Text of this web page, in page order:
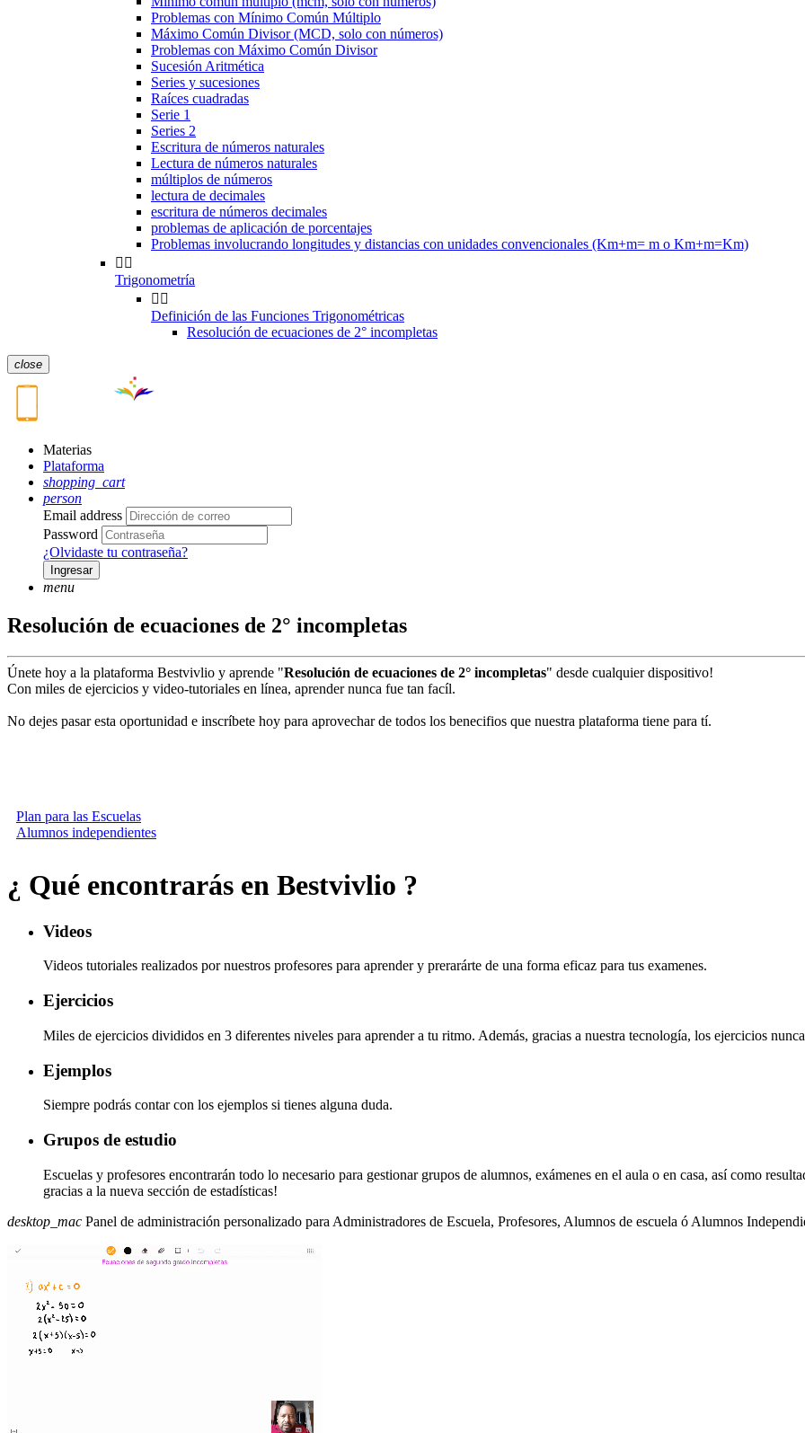
Problemas con Mínimo Común Múltiplo
Máximo Común Divisor (MCD, solo con números)
Problemas con Máximo Común Divisor
Sucesión Aritmética
Series y sucesiones
Raíces cuadradas
Serie 1
Series 2
Escritura de números naturales
Lectura de números naturales
múltiplos de números
lectura de decimales
escritura de números decimales
problemas de aplicación de porcentajes
Problemas involucrando longitudes y distancias con unidades convencionales (Km+m= m o Km+m=Km)
 
Trigonometría
 
Definición de las Funciones Trigonométricas
Resolución de ecuaciones de 2° incompletas
close
Materias
Plataforma
shopping_cart
person
Email address
Password
¿Olvidaste tu contraseña?
Ingresar
menu
Resolución de ecuaciones de 2° incompletas
Únete hoy a la plataforma Bestvivlio y aprende "Resolución de ecuaciones de 2° incompletas" desde cualquier dispositivo!
Con miles de ejercicios y video-tutoriales en línea, aprender nunca fue tan facíl.
No dejes pasar esta oportunidad e inscríbete hoy para aprovechar de todos los benecifios que nuestra plataforma tiene para tí.
Plan para las Escuelas
Alumnos independientes
¿ Qué encontrarás en Bestvivlio ?
Videos
Videos tutoriales realizados por nuestros profesores para aprender y prerarárte de una forma eficaz para tus examenes.
Ejercicios
Miles de ejercicios divididos en 3 diferentes niveles para aprender a tu ritmo. Además, gracias a nuestra tecnología, los ejercicios
Ejemplos
Siempre podrás contar con los ejemplos si tienes alguna duda.
Grupos de estudio
Escuelas y profesores encontrarán todo lo necesario para gestionar grupos de alumnos, exámenes en el aula o en casa, así como
gracias a la nueva sección de estadísticas!
desktop_mac Panel de administración personalizado para Administradores de Escuela, Profesores, Alumnos de escuela ó Alumnos